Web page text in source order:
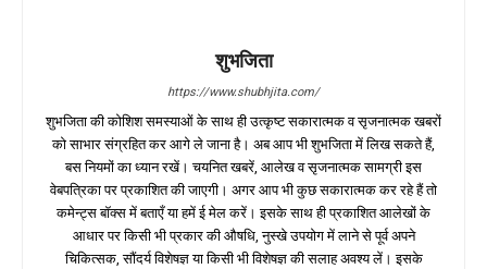
शुभजिता
https://www.shubhjita.com/
शुभजिता की कोशिश समस्याओं के साथ ही उत्कृष्ट सकारात्मक व सृजनात्मक खबरों
को साभार संग्रहित कर आगे ले जाना है। अब आप भी शुभजिता में लिख सकते हैं,
बस नियमों का ध्यान रखें। चयनित खबरें, आलेख व सृजनात्मक सामग्री इस
वेबपत्रिका पर प्रकाशित की जाएगी। अगर आप भी कुछ सकारात्मक कर रहे हैं तो
कमेन्ट्स बॉक्स में बताएँ या हमें ई मेल करें। इसके साथ ही प्रकाशित आलेखों के
आधार पर किसी भी प्रकार की औषधि, नुस्खे उपयोग में लाने से पूर्व अपने
चिकित्सक, सौंदर्य विशेषज्ञ या किसी भी विशेषज्ञ की सलाह अवश्य लें। इसके